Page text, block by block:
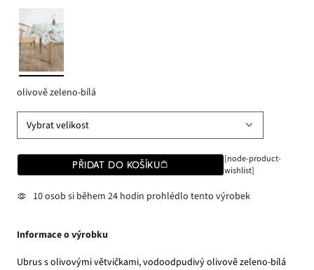
olivově zeleno-bílá
Vybrat velikost
PŘIDAT DO KOŠÍKU
[node-product-
wishlist]
10 osob si během 24 hodin prohlédlo tento výrobek
Informace o výrobku
Ubrus s olivovými větvičkami, vodoodpudivý olivově zeleno-bílá